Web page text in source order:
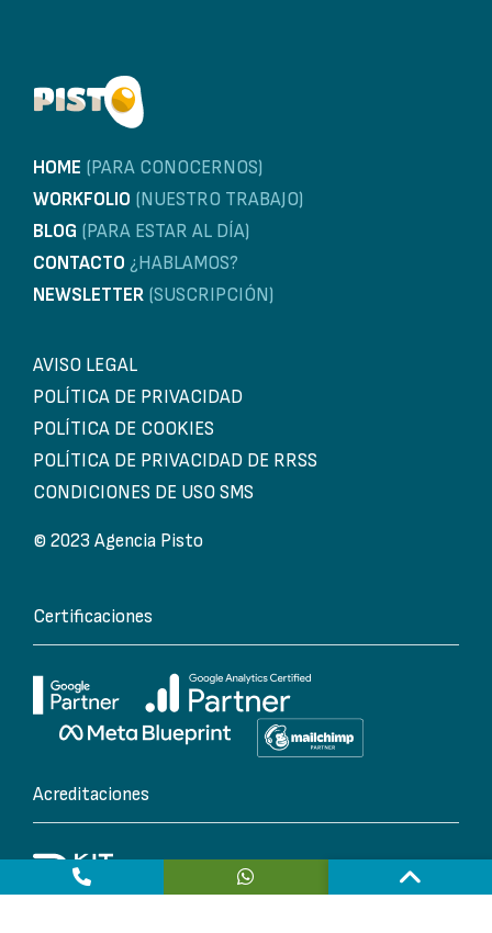
HOME (PARA CONOCERNOS)
WORKFOLIO (NUESTRO TRABAJO)
BLOG (PARA ESTAR AL DÍA)
CONTACTO ¿HABLAMOS?
NEWSLETTER (SUSCRIPCIÓN)
AVISO LEGAL
POLÍTICA DE PRIVACIDAD
POLÍTICA DE COOKIES
POLÍTICA DE PRIVACIDAD DE RRSS
CONDICIONES DE USO SMS
© 2023 Agencia Pisto
Certificaciones
Acreditaciones